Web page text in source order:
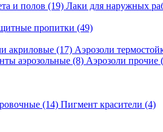
и полов (19) Лаки для наружных
пропитки (49)
акриловые (17) Аэрозоли
аэрозольные (8) Аэрозоли прочие
(14) Пигмент красители (4)